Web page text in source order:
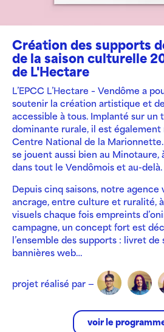
Création des supports
de la saison culturelle
de L'Hectare
L’EPCC L’Hectare – Vendôme a
soutenir la création artistique et
accessible à tous. Implanté sur un
dominante rurale, il est
Centre National de la
se jouent aussi bien au Minotaure,
dans tout le Vendômois et au-delà.
Depuis cinq saisons, notre agence
ancrage, entre culture et ruralité,
visuels chaque fois empreints
campagne, un concept fort est
l’ensemble des supports : livret de
bannières web…
projet réalisé par —
voir le